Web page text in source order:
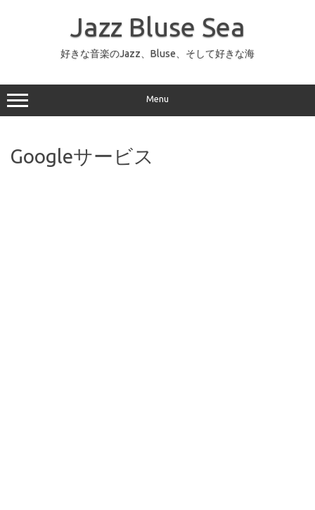
ッ
プ
Jazz Bluse Sea
好きな音楽のJazz、Bluse、そして好きな海
Menu
Googleサービス